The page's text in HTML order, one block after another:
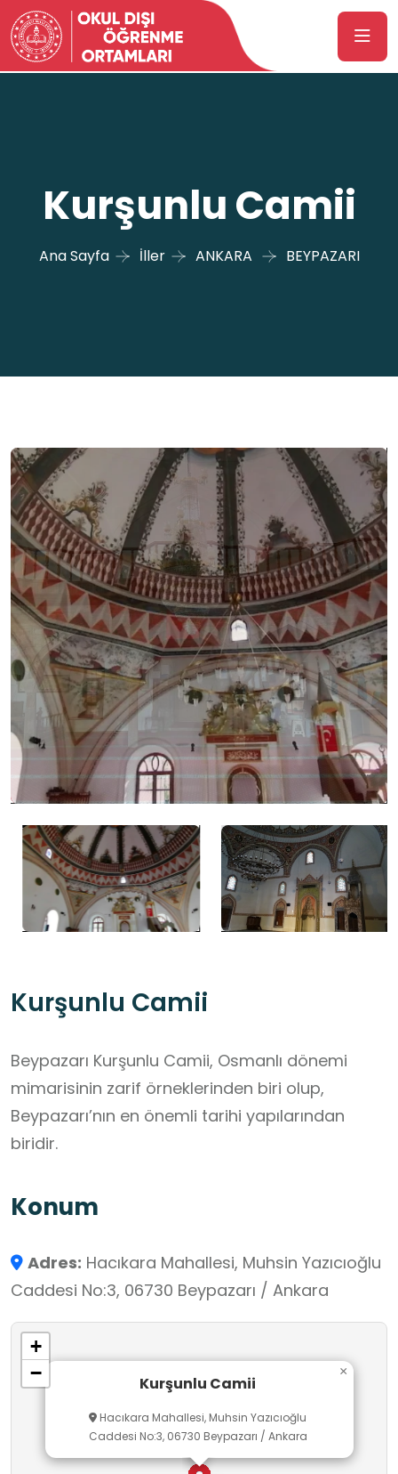
Kurşunlu Camii
Ana Sayfa İller ANKARA BEYPAZARI
Kurşunlu Camii
Beypazarı Kurşunlu Camii, Osmanlı dönemi
mimarisinin zarif örneklerinden biri olup,
Beypazarı’nın en önemli tarihi yapılarından
biridir.
Konum
Adres: Hacıkara Mahallesi, Muhsin Yazıcıoğlu
Caddesi No:3, 06730 Beypazarı / Ankara
Kurşunlu Camii
Hacıkara Mahallesi, Muhsin Yazıcıoğlu
Caddesi No:3, 06730 Beypazarı / Ankara
×
+
−